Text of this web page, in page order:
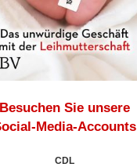
Besuchen Sie unsere
Media-Accounts
CDL